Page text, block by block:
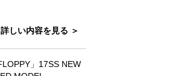
詳しい内容を見る ＞